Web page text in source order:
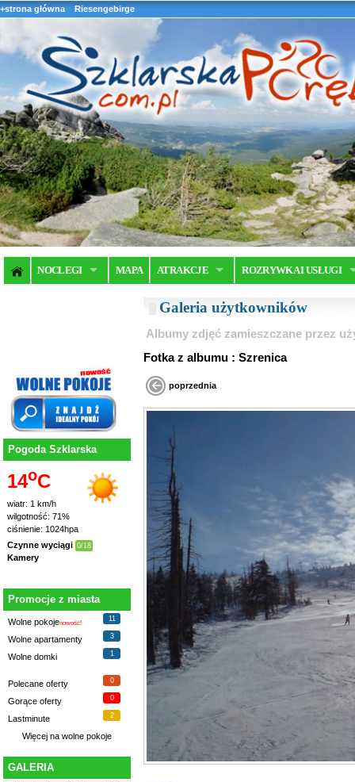
+strona główna Riesengebirge
NOCLEGI MAPA ATRAKCJE ROZRYWKA I USŁUGI
Pogoda Szklarska
14oC
wiatr: 1 km/h
wilgotność: 71%
ciśnienie: 1024hpa
Czynne wyciągi 0/18
Kamery
Promocje z miasta
Wolne pokojenowość!
11
Wolne apartamenty 3
Wolne domki 1
Polecane oferty 0
Gorące oferty 0
Lastminute 2
Więcej na wolne pokoje
GALERIA
Galeria użytkowników
Albumy zdjęć zamieszczane przez
Fotka z albumu : Szrenica
poprzednia